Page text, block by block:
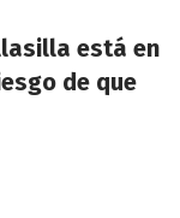
está en
de que